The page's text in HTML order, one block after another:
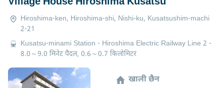
Hiroshima-ken, Hiroshima-shi, Nishi-ku, Kusatsushim-machi
2-21
Kusatsu-minami Station - Hiroshima Electric Railway Line 2 -
8.0～9.0 मिनेट पैदल, 0.6～0.7 किलोमिटर
खाली छैन